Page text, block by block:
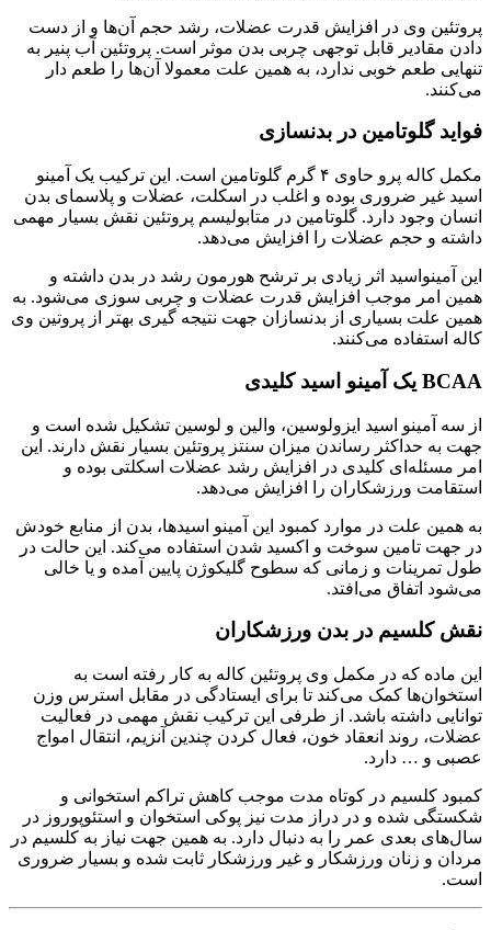
پروتئین وی در افزایش قدرت عضلات، رشد حجم آن‌ها و از دست
دادن مقادیر قابل توجهی چربی بدن موثر است. پروتئین آب پنیر به
تنهایی طعم خوبی ندارد، به همین علت معمولا آن‌ها را طعم دار
می‌کنند.
فواید گلوتامین در بدنسازی
مکمل کاله پرو حاوی ۴ گرم گلوتامین است. این ترکیب یک آمینو
اسید غیر ضروری بوده و اغلب در اسکلت، عضلات و پلاسمای بدن
انسان وجود دارد. گلوتامین در متابولیسم پروتئین نقش بسیار مهمی
داشته و حجم عضلات را افزایش می‌دهد.
این آمینواسید اثر زیادی بر ترشح هورمون رشد در بدن داشته و
همین امر موجب افزایش قدرت عضلات و چربی سوزی می‌شود. به
همین علت بسیاری از بدنسازان جهت نتیجه گیری بهتر از پروتین وی
کاله استفاده می‌کنند.
BCAA یک آمینو اسید کلیدی
از سه آمینو اسید ایزولوسین، والین و لوسین تشکیل شده است و
جهت به حداکثر رساندن میزان سنتز پروتئین بسیار نقش دارند. این
امر مسئله‌ای کلیدی در افزایش رشد عضلات اسکلتی بوده و
استقامت ورزشکاران را افزایش می‌دهد.
به همین علت در موارد کمبود این آمینو اسیدها، بدن از منابع خودش
در جهت تامین سوخت و اکسید شدن استفاده می‌کند. این حالت در
طول تمرینات و زمانی که سطوح گلیکوژن پایین آمده و یا خالی
می‌شود اتفاق می‌افتد.
نقش کلسیم در بدن ورزشکاران
این ماده که در مکمل وی پروتئین کاله به کار رفته است به
استخوان‌ها کمک می‌کند تا برای ایستادگی در مقابل استرس وزن
توانایی داشته باشد. از طرفی این ترکیب نقش مهمی در فعالیت
عضلات، روند انعقاد خون، فعال کردن چندین آنزیم، انتقال امواج
عصبی و … دارد.
کمبود کلسیم در کوتاه مدت موجب کاهش تراکم استخوانی و
شکستگی‌ شده و در دراز مدت نیز پوکی استخوان و استئوپوروز در
سال‌های بعدی عمر را به دنبال دارد. به همین جهت نیاز به کلسیم در
مردان و زنان ورزشکار و غیر ورزشکار ثابت شده و بسیار ضروری
است.